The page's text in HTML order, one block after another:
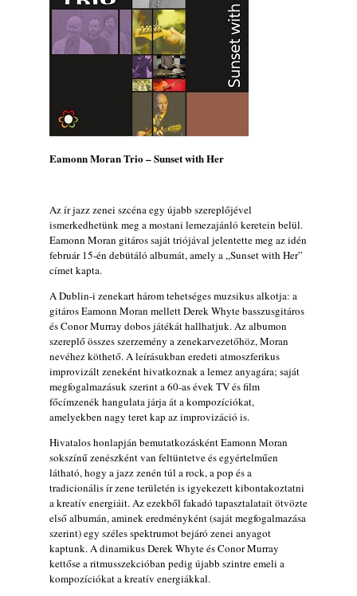
X. BOHÉM JAZZFŐVÁROS fesztivál,
Kecskemét, 2026. augusztus 6-9.: 4 nap, 4
színpad, 10 ország zenészei, 40 óra zene és
2026. augusztus 05.
Magyar Jazz ABC – 541. rész: Juhász
Márton
2026. augusztus 05.
Jazz-rock albumok 1983-ból - John Scofield
Jazz-rock albumok 1982-ből - John Scofield
„Shinola”
2026. augusztus 04.
Kikkel beszéltem 2.0 – 5. rész: D
2026. augusztus 04.
Lemezek a hatvanas-hetvenes évekből - 84.
rész: Irving Ashby – Memoirs
2026. augusztus 04.
10 éve halt meg lapunk főszerkesztő-
helyettese, Csányi Attila
2026. augusztus 04.
45 éve történt… Jazz-rock albumok 1981-
ből - Shakatak „Drivin’ Hard”
2026. augusztus 03.
Jazz a Márványteremben – Mizar (2008.
január 4.)
2026. augusztus 03.
Gondolataim - 2026 (XI. évfolyam - 8. rész)
2026. augusztus 02.
Eamonn Moran Trio – Sunset with Her
Az ír jazz zenei szcéna egy újabb szereplőjével
ismerkedhetünk meg a mostani lemezajánló keretein belül.
Eamonn Moran gitáros saját triójával jelentette meg az idén
február 15-én debütáló albumát, amely a „Sunset with Her”
címet kapta.
A Dublin-i zenekart három tehetséges muzsikus alkotja: a
gitáros Eamonn Moran mellett Derek Whyte basszusgitáros
és Conor Murray dobos játékát hallhatjuk. Az albumon
szereplő összes szerzemény a zenekarvezetőhöz, Moran
nevéhez köthető. A leírásukban eredeti atmoszferikus
improvizált zeneként hivatkoznak a lemez anyagára; saját
megfogalmazásuk szerint a 60-as évek TV és film
főcímzenék hangulata járja át a kompozíciókat,
amelyekben nagy teret kap az improvizáció is.
Hivatalos honlapján bemutatkozásként Eamonn Moran
sokszínű zenészként van feltüntetve és egyértelműen
látható, hogy a jazz zenén túl a rock, a pop és a
tradicionális ír zene területén is igyekezett kibontakoztatni
a kreatív energiáit. Az ezekből fakadó tapasztalatait ötvözte
első albumán, aminek eredményként (saját megfogalmazása
szerint) egy széles spektrumot bejáró zenei anyagot
kaptunk. A dinamikus Derek Whyte és Conor Murray
kettőse a ritmusszekcióban pedig újabb szintre emeli a
kompozíciókat a kreatív energiákkal.